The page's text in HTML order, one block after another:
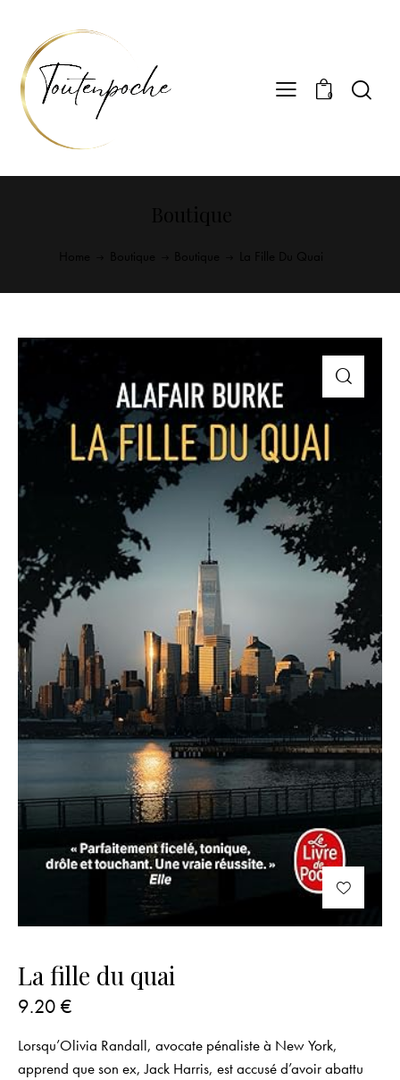
0
La fille du quai
9.20 €
Lorsqu’Olivia Randall, avocate pénaliste à New York,
apprend que son ex, Jack Harris, est accusé d’avoir abattu